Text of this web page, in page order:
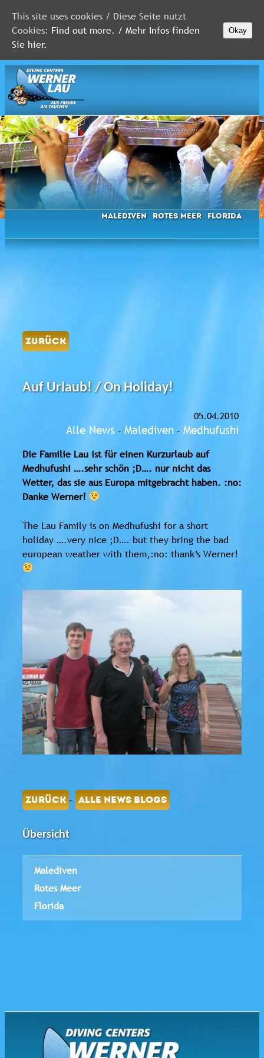
MALEDIVEN
ROTES
MEER
FLORIDA
Newsletter
Malediven Rotes Meer Florida
ZURÜCK
Auf Urlaub! / On Holiday!
05.04.2010
Alle News - Malediven - Medhufushi
Die Familie Lau ist für einen Kurzurlaub auf
Medhufushi ….sehr schön ;D…. nur nicht das
Wetter, das sie aus Europa mitgebracht haben. :no:
Danke Werner!
The Lau Family is on Medhufushi for a short
holiday ….very nice ;D…. but they bring the bad
european weather with them,:no: thank’s Werner!
ZURÜCK - ALLE NEWS BLOGS
Übersicht
Malediven
Rotes Meer
Florida
This site uses cookies / Diese Seite nutzt
Cookies: Find out more. / Mehr Infos finden
Sie hier.
Okay